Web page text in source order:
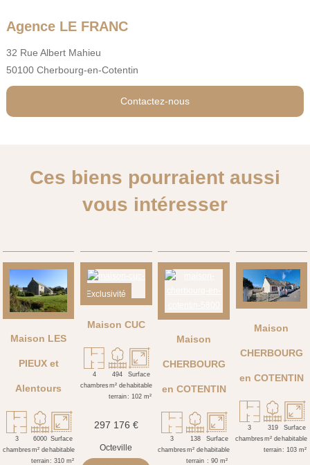
Agence LE FRANC
32 Rue Albert Mahieu
50100 Cherbourg-en-Cotentin
Contactez-nous
Ces biens pourraient aussi
vous intéresser
Maison LES
PIEUX et
Alentours
Exclusivité
Maison CUC
297 176 €
Octeville
Maison
CHERBOURG
en COTENTIN
Maison
CHERBOURG
en COTENTIN